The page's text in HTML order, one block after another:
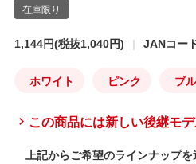
1,144円(税抜1,040円) JANコー
ホワイト ピンク ブ
この商品には新しい後継モ
上記からご希望のラインナップを